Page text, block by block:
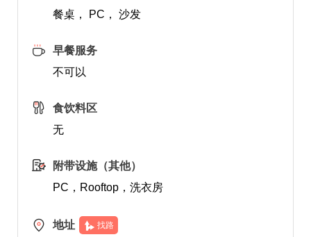
餐桌， PC， 沙发
早餐服务
不可以
食饮料区
无
附带设施（其他）
PC，Rooftop，洗衣房
地址 找路